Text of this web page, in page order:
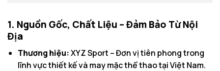
1. Nguồn Gốc, Chất Liệu – Đảm Bảo Từ Nội
Địa
Thương hiệu:XYZ Sport – Đơn vị tiên phong trong
lĩnh vực thiết kế và may mặc thể thao tại Việt Nam.